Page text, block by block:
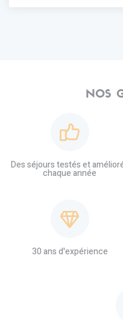
NOS
Des séjours testés et
chaque année
30 ans d'expérience